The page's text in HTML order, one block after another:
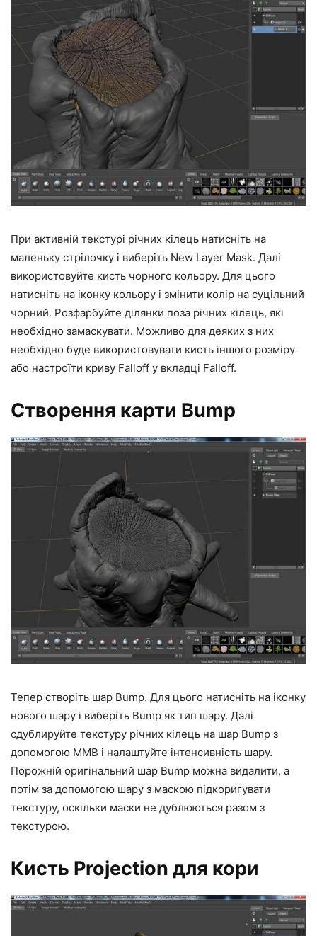
При активній текстурі річних кілець натисніть на
маленьку стрілочку і виберіть New Layer Mask. Далі
використовуйте кисть чорного кольору. Для цього
натисніть на іконку кольору і змінити колір на суцільний
чорний. Розфарбуйте ділянки поза річних кілець, які
необхідно замаскувати. Можливо для деяких з них
необхідно буде використовувати кисть іншого розміру
або настроїти криву Falloff у вкладці Falloff.
Створення карти Bump
Тепер створіть шар Bump. Для цього натисніть на іконку
нового шару і виберіть Bump як тип шару. Далі
сдублируйте текстуру річних кілець на шар Bump з
допомогою MMB і налаштуйте інтенсивність шару.
Порожній оригінальний шар Bump можна видалити, а
потім за допомогою шару з маскою підкоригувати
текстуру, оскільки маски не дублюються разом з
текстурою.
Кисть Projection для кори